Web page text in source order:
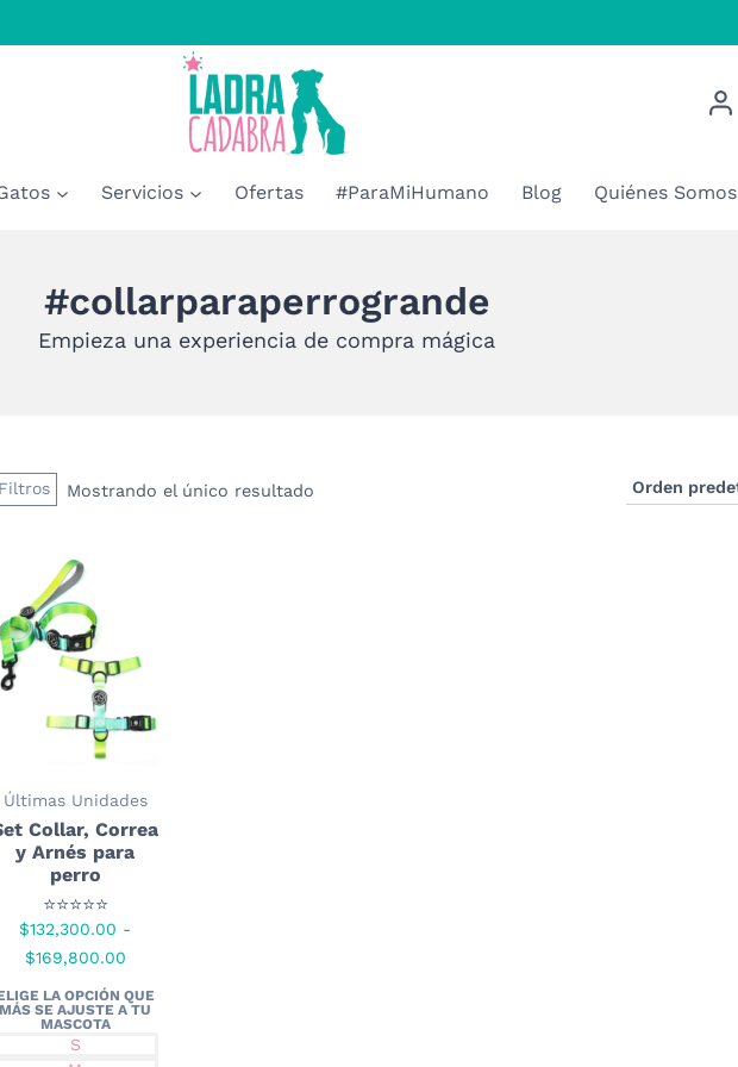
Servicios Ofertas #ParaMiHumano Blog Quiénes Somos
#collarparaperrogrande
Empieza una experiencia de compra mágica
Filtros Mostrando el único resultado
Últimas Unidades
Collar, Correa
y Arnés para
perro
⭐⭐⭐⭐⭐
$132,300.00 -
$169,800.00Rango
precios:
S